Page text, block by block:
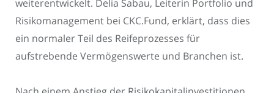
weiterentwickelt. Delia Sabau, Leiterin Portfolio und
Risikomanagement bei CKC.Fund, erklärt, dass dies
ein normaler Teil des Reifeprozesses für
aufstrebende Vermögenswerte und Branchen ist.